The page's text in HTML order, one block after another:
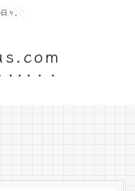
々。